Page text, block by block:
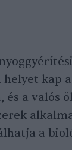
kap
a valós
a